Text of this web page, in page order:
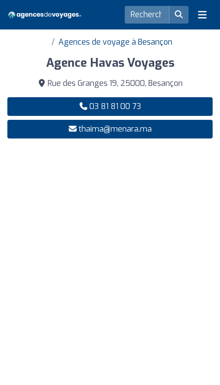
Agences de voyage à Besançon
Agence Havas Voyages
Rue des Granges 19, 25000, Besançon
03 81 81 00 73
thaima@menara.ma